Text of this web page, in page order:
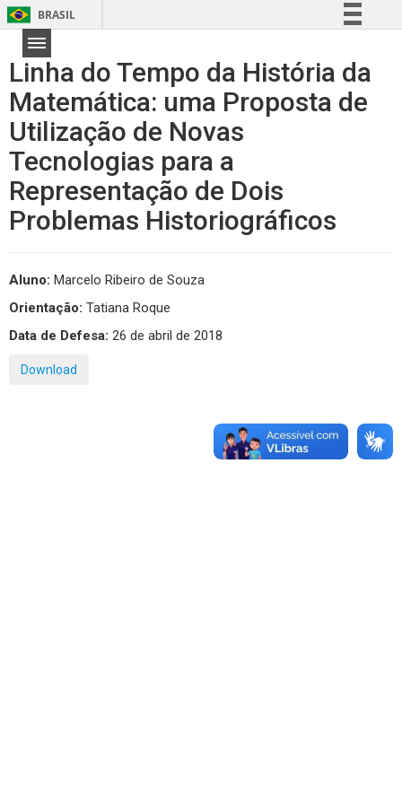
BRASIL
Comunica BR
Participe
Acesso à informação
Canais
Linha do Tempo da História da
Matemática: uma Proposta de
Utilização de Novas
Tecnologias para a
Representação de Dois
Problemas Historiográficos
Aluno: Marcelo Ribeiro de Souza
Orientação: Tatiana Roque
Data de Defesa: 26 de abril de 2018
Download